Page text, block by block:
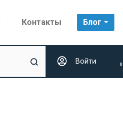
Контакты Блог
Войти